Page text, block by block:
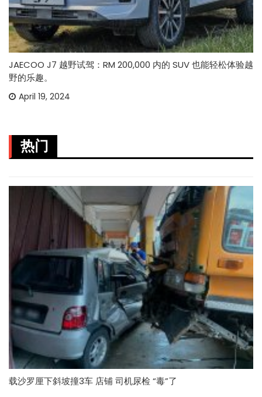
JAECOO J7 越野试驾：RM 200,000 内的 SUV 也能轻松体验越
野的乐趣。
April 19, 2024
热门
载沙罗厘下斜坡撞3车 店铺 司机尿检 “毒”了